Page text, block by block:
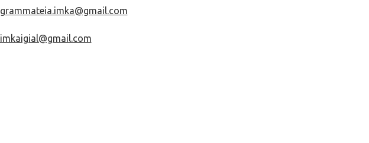
grammateia.imka@gmail.com
imkaigial@gmail.com